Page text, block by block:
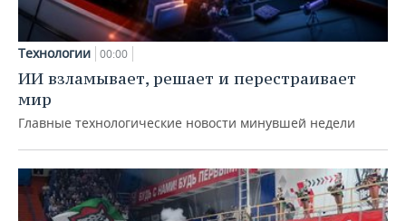
Технологии 00:00
ИИ взламывает, решает и перестраивает
мир
Главные технологические новости минувшей недели